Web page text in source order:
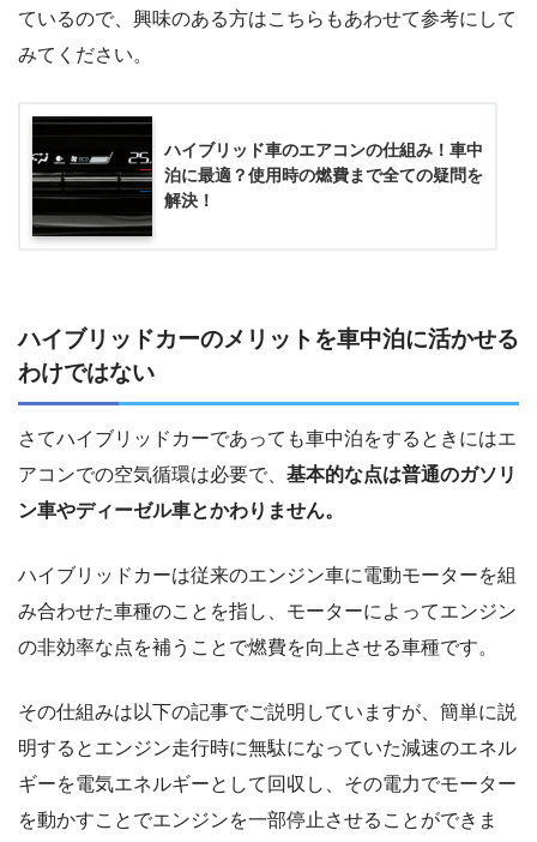
ているので、興味のある方はこちらもあわせて参考にして
みてください。
ハイブリッド車のエアコンの仕組み！車中
泊に最適？使用時の燃費まで全ての疑問を
解決！
ハイブリッドカーのメリットを車中泊に活かせる
わけではない
さてハイブリッドカーであっても車中泊をするときにはエ
アコンでの空気循環は必要で、 基本的な点は普通のガソリ
ン車やディーゼル車とかわりません。
ハイブリッドカーは従来のエンジン車に電動モーターを組
み合わせた車種のことを指し、モーターによってエンジン
の非効率な点を補うことで燃費を向上させる車種です。
その仕組みは以下の記事でご説明していますが、簡単に説
明するとエンジン走行時に無駄になっていた減速のエネル
ギーを電気エネルギーとして回収し、その電力でモーター
を動かすことでエンジンを一部停止させることができま